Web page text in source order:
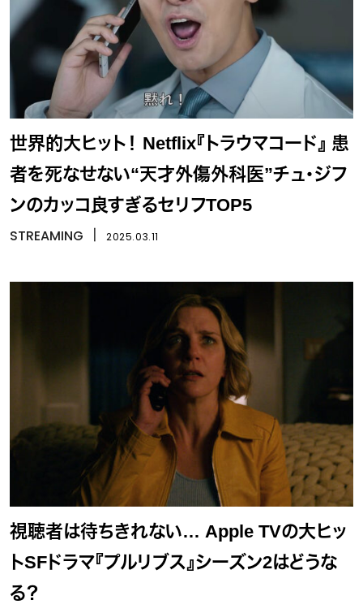
世界的大ヒット！ Netflix『トラウマコード』 患
者を死なせない“天才外傷外科医”チュ・ジフ
ンのカッコ良すぎるセリフTOP5
STREAMING 2025.03.11
視聴者は待ちきれない… Apple TVの大ヒッ
トSFドラマ『プルリブス』シーズン2はどうな
る？